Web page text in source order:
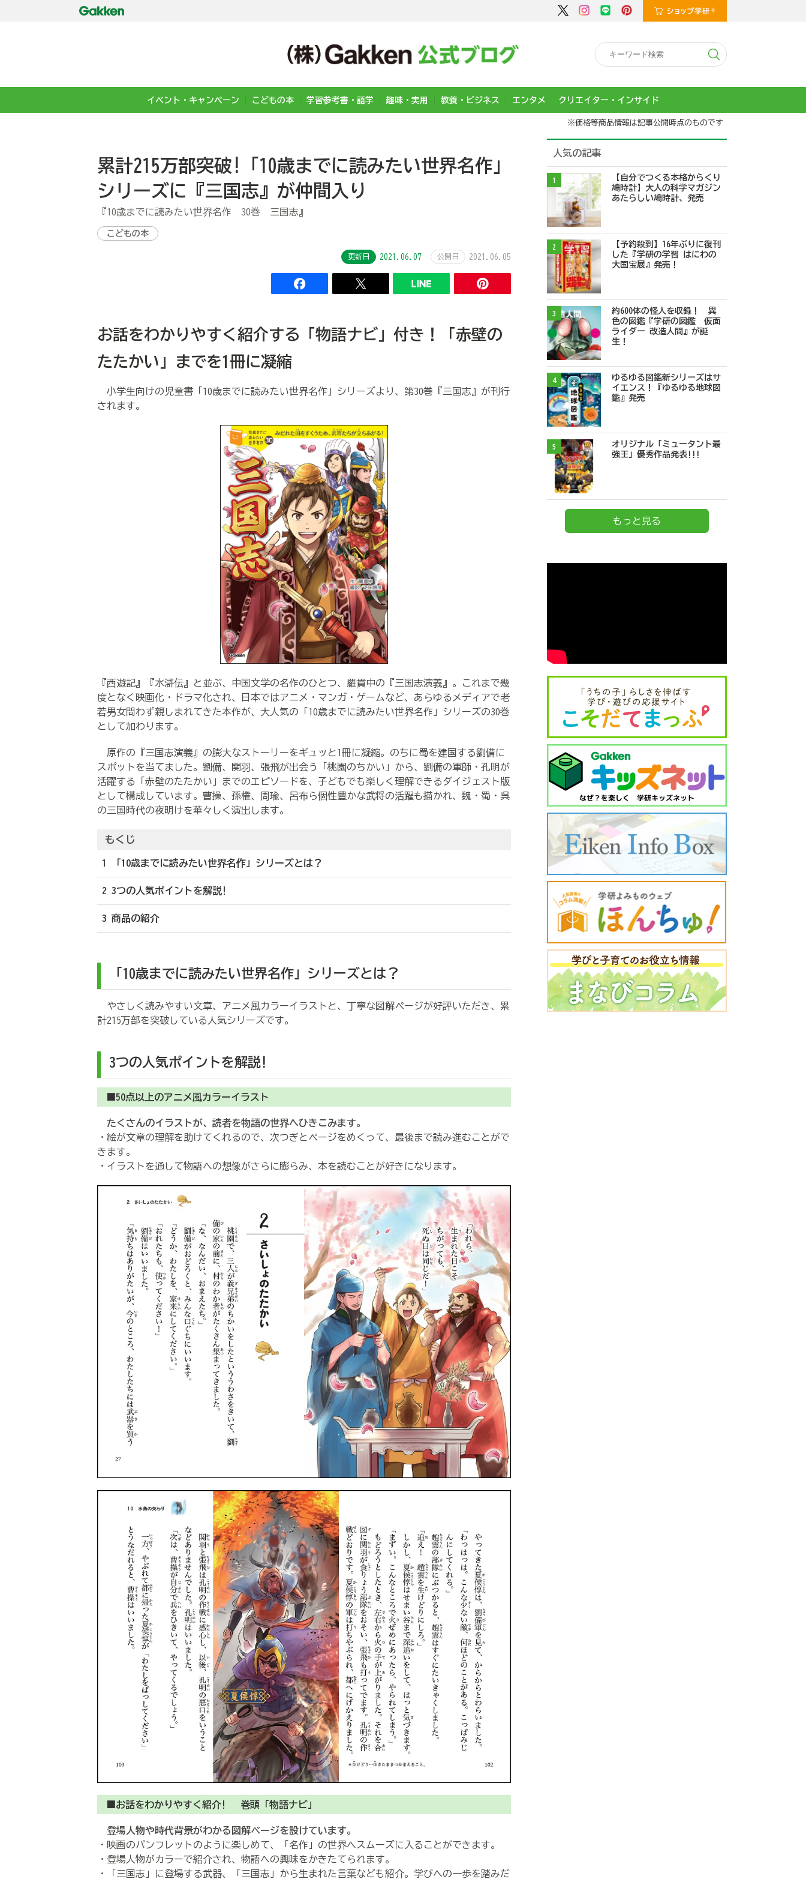
イベント・キャンペーン こどもの本 学習参考書・語学 趣味・実用 教養・ビジネス エンタメ クリエイター・インサイド
※価格等商品情報は記事公開時点のものです
累計215万部突破!「10歳までに読みたい世界名作」
シリーズに『三国志』が仲間入り
『10歳までに読みたい世界名作 30巻 三国志』
こどもの本
更新日 2021.06.07 公開日 2021.06.05
お話をわかりやすく紹介する「物語ナビ」付き！「赤壁の
たたかい」までを1冊に凝縮
小学生向けの児童書「10歳までに読みたい世界名作」シリーズより、第30巻『三国志』が刊行
されます。
『西遊記』『水滸伝』と並ぶ、中国文学の名作のひとつ、羅貫中の『三国志演義』。これまで幾
度となく映画化・ドラマ化され、日本ではアニメ・マンガ・ゲームなど、あらゆるメディアで老
若男女問わず親しまれてきた本作が、大人気の「10歳までに読みたい世界名作」シリーズの30巻
として加わります。
原作の『三国志演義』の膨大なストーリーをギュッと1冊に凝縮。のちに蜀を建国する劉備に
スポットを当てました。劉備、関羽、張飛が出会う「桃園のちかい」から、劉備の軍師・孔明が
活躍する「赤壁のたたかい」までのエピソードを、子どもでも楽しく理解できるダイジェスト版
として構成しています。曹操、孫権、周瑜、呂布ら個性豊かな武将の活躍も描かれ、魏・蜀・呉
の三国時代の夜明けを華々しく演出します。
もくじ
1 「10歳までに読みたい世界名作」シリーズとは？
2 3つの人気ポイントを解説!
3 商品の紹介
「10歳までに読みたい世界名作」シリーズとは？
やさしく読みやすい文章、アニメ風カラーイラストと、丁寧な図解ページが好評いただき、累
計215万部を突破している人気シリーズです。
3つの人気ポイントを解説!
■50点以上のアニメ風カラーイラスト
たくさんのイラストが、読者を物語の世界へひきこみます。
・絵が文章の理解を助けてくれるので、次つぎとページをめくって、最後まで読み進むことがで
きます。
・イラストを通して物語への想像がさらに膨らみ、本を読むことが好きになります。
■お話をわかりやすく紹介! 巻頭「物語ナビ」
登場人物や時代背景がわかる図解ページを設けています。
・映画のパンフレットのように楽しめて、「名作」の世界へスムーズに入ることができます。
・登場人物がカラーで紹介され、物語への興味をかきたてられます。
・「三国志」に登場する武器、「三国志」から生まれた言葉なども紹介。学びへの一歩を踏みだ
人気の記事
1
【自分でつくる本格からくり
鳩時計】大人の科学マガジン
あたらしい鳩時計、発売
2
【予約殺到】16年ぶりに復刊
した『学研の学習 はにわの
大国宝展』発売！
3
約600体の怪人を収録！ 異
色の図鑑『学研の図鑑 仮面
ライダー 改造人間』が誕
生！
4
ゆるゆる図鑑新シリーズはサ
イエンス！『ゆるゆる地球図
鑑』発売
5
オリジナル「ミュータント最
強王」優秀作品発表!!!
もっと見る